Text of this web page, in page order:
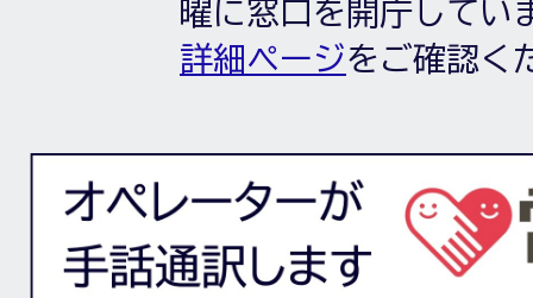
曜に窓口を開庁してい
詳細ページをご確認く